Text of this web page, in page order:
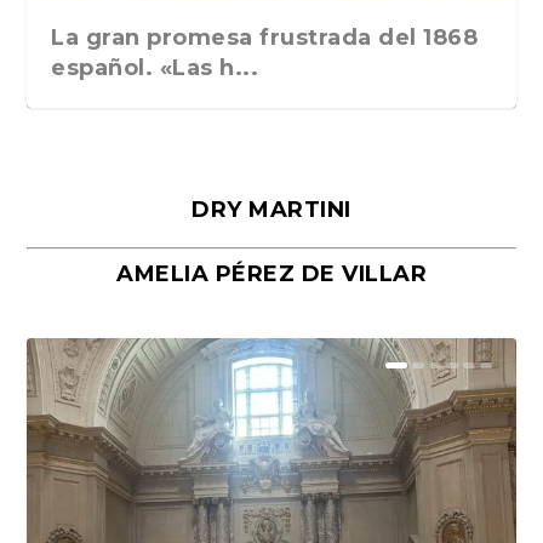
La gran promesa frustrada del 1868
español. «Las h...
Málaga, verso en azul, de Rafael
Porras y Salvador...
«La cocina hebrea. Alimentación
del pueblo judío e...
DRY MARTINI
AMELIA PÉREZ DE VILLAR